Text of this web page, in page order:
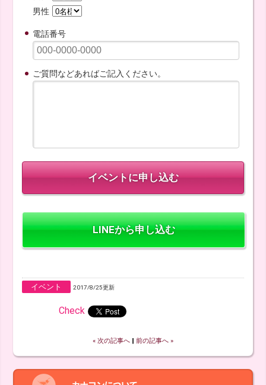
男性
電話番号
ご質問などあればご記入ください。
LINEから申し込む
イベント 2017/8/25更新
Check
« 次の記事へ 前の記事へ »